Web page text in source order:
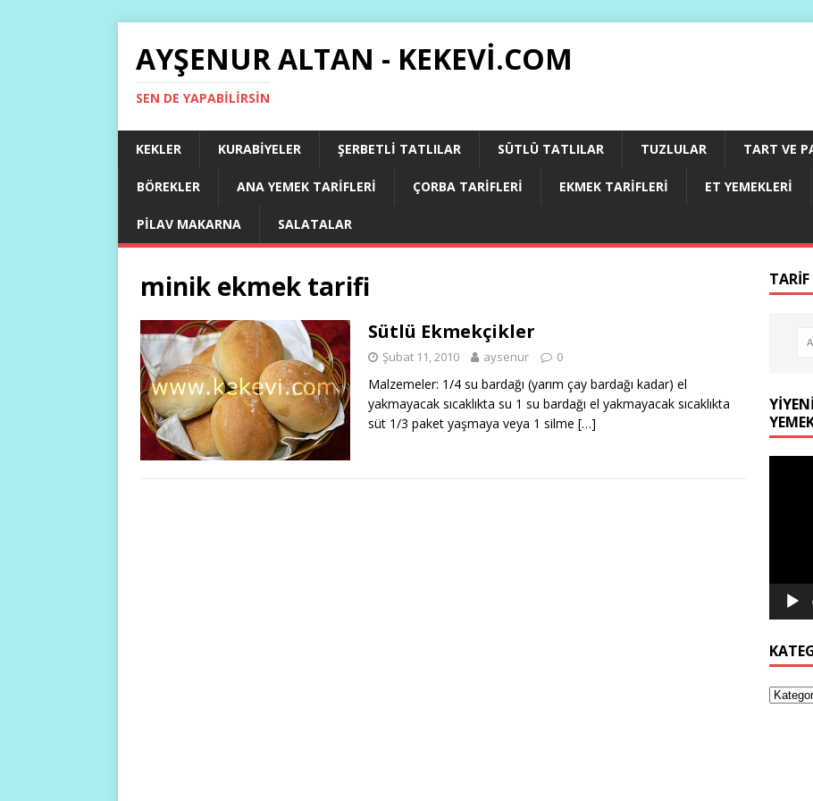
AYŞENUR ALTAN - KEKEVI.COM
SEN DE YAPABILIRSIN
KEKLER KURABIYELER ŞERBETLI TATLILAR SÜTLÜ TATLILAR TUZLULAR TART VE
BÖREKLER ANA YEMEK TARIFLERI ÇORBA TARIFLERI EKMEK TARIFLERI ET YEMEKLERI
PILAV MAKARNA SALATALAR
minik ekmek tarifi
Sütlü Ekmekçikler
Şubat 11, 2010 aysenur 0
Malzemeler: 1/4 su bardağı (yarım çay bardağı kadar) el
yakmayacak sıcaklıkta su 1 su bardağı el yakmayacak sıcaklıkta
süt 1/3 paket yaşmaya veya 1 silme […]